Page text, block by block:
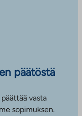
päätöstä
vasta
sopimuksen.